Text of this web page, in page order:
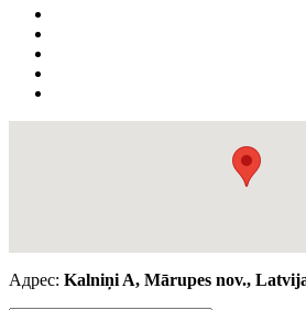
Адрес: Kalniņi A, Mārupes nov.,